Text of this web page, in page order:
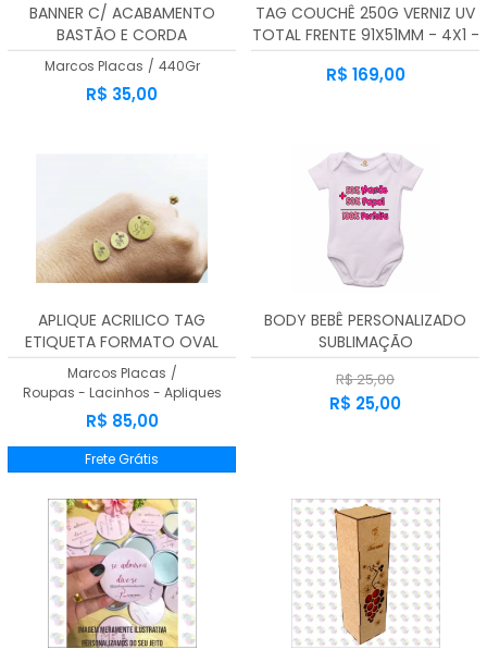
BANNER C/ ACABAMENTO
BASTÃO E CORDA
Marcos Placas / 440Gr
R$ 35,00
TAG COUCHÊ 250G VERNIZ UV
TOTAL FRENTE 91X51MM - 4X1 -
1000unid
R$ 169,00
APLIQUE ACRILICO TAG
ETIQUETA FORMATO OVAL
3,00 cms x 1,0 cms 100
Unidades
Marcos Placas /
Roupas - Lacinhos - Apliques
R$ 85,00
Frete Grátis
BODY BEBÊ PERSONALIZADO
SUBLIMAÇÃO
R$ 25,00
R$ 25,00